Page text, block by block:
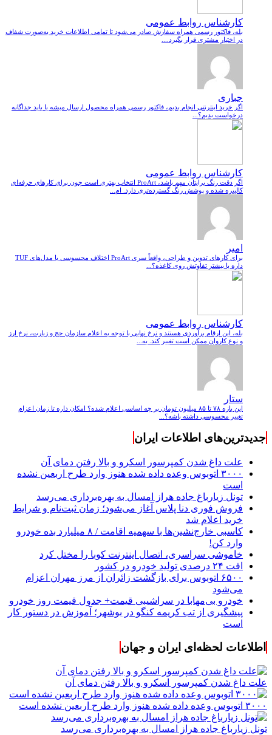
کارشناس روابط عمومی
بله، فاکتور رسمی همراه سفارش صادر می‌شود تا تمامی اطلاعات خرید به‌صورت شفاف
در اختیار مشتری قرار بگیرد....
جباری
اگر خرید اینترنتی انجام بدیم، فاکتور رسمی همراه محصول ارسال میشه یا باید جداگانه
درخواست بدیم؟...
کارشناس روابط عمومی
اگر دقت رنگ برایتان مهم باشد، ProArt انتخاب بهتری است چون برای کارهای حرفه‌ای
کالیبره شده و پوشش رنگ گسترده‌تری دارد. ام...
امیر
برای کارهای تدوین و طراحی، واقعاً سری ProArt اختلاف محسوسی با مدل‌های TUF
داره یا بیشتر تفاوتش روی کاغذه؟...
کارشناس روابط عمومی
بله، این ارقام برآوردی هستند و نرخ نهایی با توجه به اعلام سازمان حج و زیارت، نرخ ارز
و نوع کاروان ممکن است تغییر کند. به...
ستار
این بازه ۷۸ تا ۸۵ میلیون تومان بر چه اساسی اعلام شده؟ امکان داره تا زمان اعزام
تغییر محسوسی داشته باشه؟...
جدیدترین‌های اطلاعات ایران
علت داغ شدن کمپرسور اسکرو و بالا رفتن دمای آن
۳۰۰۰ اتوبوس وعده داده شده هنوز وارد طرح اربعین نشده
است
تونل زیارباغ جاده هراز امسال به بهره‌برداری می‌رسد
فروش فوری دنا پلاس آغاز می‌شود؛ زمان ثبت‌نام و شرایط
خرید اعلام شد
کاسبی خارج‌نشین‌ها با سهمیه اقامت / ۸ میلیارد بده خودرو
وارد کن!
خاموشی سراسری، اتصال اینترنت کوبا را مختل کرد
افت ۲۴ درصدی تولید خودرو در کشور
۶۵۰۰ اتوبوس برای بازگشت زائران از مرز مهران اعزام
می‌شود
خودرو بی‌مهابا در سراشیبی قیمت+ جدول قیمت روز خودرو
پیشگیری از تب کریمه کنگو در بوشهر؛ آموزش در دستور کار
است
اطلاعات لحظه‌ای ایران و جهان
علت داغ شدن کمپرسور اسکرو و بالا رفتن دمای آن
۳۰۰۰ اتوبوس وعده داده شده هنوز وارد طرح اربعین نشده است
تونل زیارباغ جاده هراز امسال به بهره‌برداری می‌رسد